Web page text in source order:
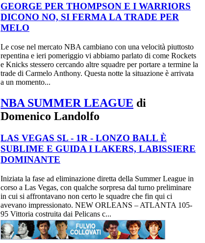
GEORGE PER THOMPSON E I WARRIORS
DICONO NO, SI FERMA LA TRADE PER
MELO
Le cose nel mercato NBA cambiano con una velocità piuttosto
repentina e ieri pomeriggio vi abbiamo parlato di come Rockets
e Knicks stessero cercando altre squadre per portare a termine la
trade di Carmelo Anthony. Questa notte la situazione è arrivata
a un momento...
NBA SUMMER LEAGUE di
Domenico Landolfo
LAS VEGAS SL - 1R - LONZO BALL È
SUBLIME E GUIDA I LAKERS, LABISSIERE
DOMINANTE
Iniziata la fase ad eliminazione diretta della Summer League in
corso a Las Vegas, con qualche sorpresa dal turno preliminare
in cui si affrontavano non certo le squadre che fin qui ci
avevano impressionato. NEW ORLEANS – ATLANTA 105-
95 Vittoria costruita dai Pelicans c...